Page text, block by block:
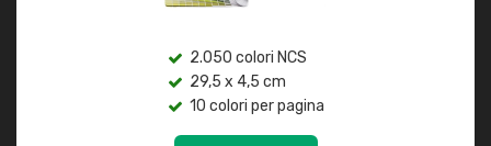
2.050 colori NCS
29,5 x 4,5 cm
10 colori per pagina